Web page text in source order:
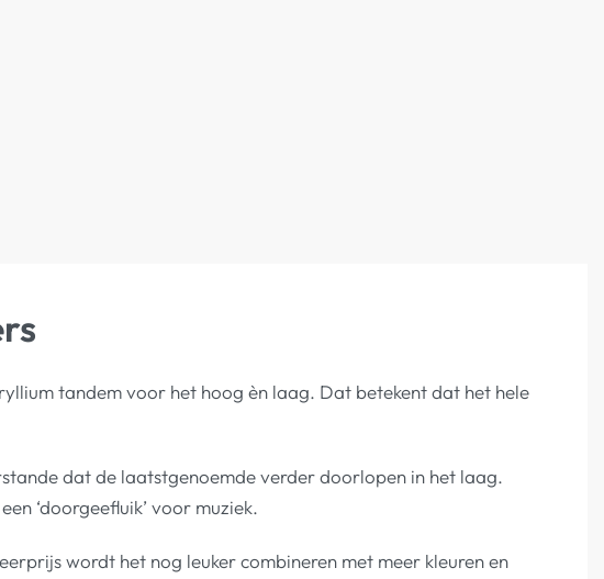
tandem voor het hoog èn laag. Dat betekent dat het hele
dat de laatstgenoemde verder doorlopen in het laag.
‘doorgeefluik’ voor muziek.
wordt het nog leuker combineren met meer kleuren en